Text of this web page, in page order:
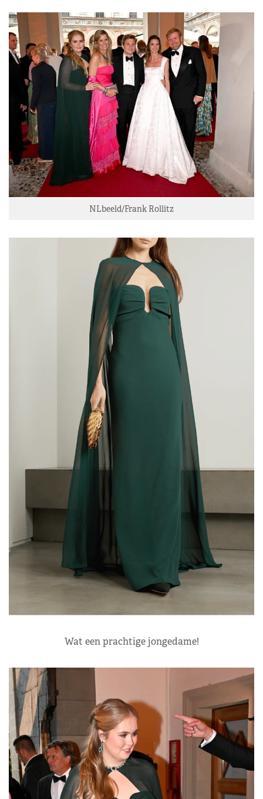
NLbeeld/Frank Rollitz
Wat een prachtige jongedame!